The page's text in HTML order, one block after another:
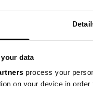
data
process your
on your device in
;
un
nov.
Je
Bosnie-